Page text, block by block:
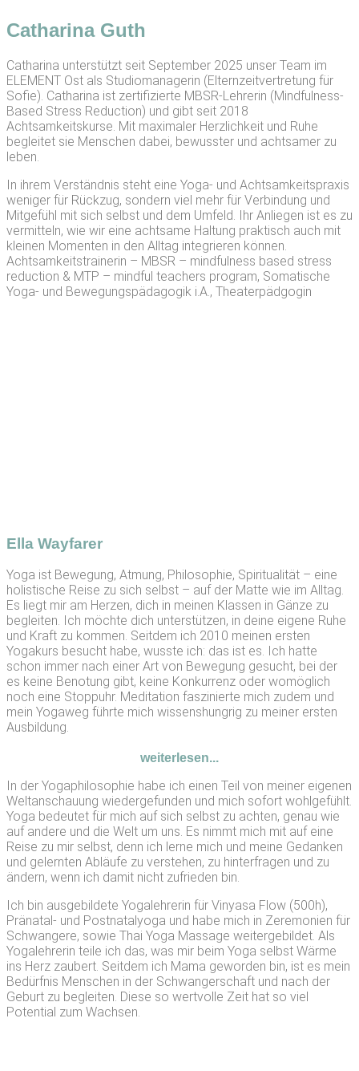
Catharina Guth
Catharina unterstützt seit September 2025 unser Team im
ELEMENT Ost als Studiomanagerin (Elternzeitvertretung für
Sofie). Catharina ist zertifizierte MBSR-Lehrerin (Mindfulness-
Based Stress Reduction) und gibt seit 2018
Achtsamkeitskurse. Mit maximaler Herzlichkeit und Ruhe
begleitet sie Menschen dabei, bewusster und achtsamer zu
leben.
In ihrem Verständnis steht eine Yoga- und Achtsamkeitspraxis
weniger für Rückzug, sondern viel mehr für Verbindung und
Mitgefühl mit sich selbst und dem Umfeld. Ihr Anliegen ist es zu
vermitteln, wie wir eine achtsame Haltung praktisch auch mit
kleinen Momenten in den Alltag integrieren können.
Achtsamkeitstrainerin – MBSR – mindfulness based stress
reduction & MTP – mindful teachers program, Somatische
Yoga- und Bewegungspädagogik i.A., Theaterpädgogin
Ella Wayfarer
Yoga ist Bewegung, Atmung, Philosophie, Spiritualität – eine
holistische Reise zu sich selbst – auf der Matte wie im Alltag.
Es liegt mir am Herzen, dich in meinen Klassen in Gänze zu
begleiten. Ich möchte dich unterstützen, in deine eigene Ruhe
und Kraft zu kommen. Seitdem ich 2010 meinen ersten
Yogakurs besucht habe, wusste ich: das ist es. Ich hatte
schon immer nach einer Art von Bewegung gesucht, bei der
es keine Benotung gibt, keine Konkurrenz oder womöglich
noch eine Stoppuhr. Meditation faszinierte mich zudem und
mein Yogaweg führte mich wissenshungrig zu meiner ersten
Ausbildung.
weiterlesen...
In der Yogaphilosophie habe ich einen Teil von meiner eigenen
Weltanschauung wiedergefunden und mich sofort wohlgefühlt.
Yoga bedeutet für mich auf sich selbst zu achten, genau wie
auf andere und die Welt um uns. Es nimmt mich mit auf eine
Reise zu mir selbst, denn ich lerne mich und meine Gedanken
und gelernten Abläufe zu verstehen, zu hinterfragen und zu
ändern, wenn ich damit nicht zufrieden bin.
Ich bin ausgebildete Yogalehrerin für Vinyasa Flow (500h),
Pränatal- und Postnatalyoga und habe mich in Zeremonien für
Schwangere, sowie Thai Yoga Massage weitergebildet. Als
Yogalehrerin teile ich das, was mir beim Yoga selbst Wärme
ins Herz zaubert. Seitdem ich Mama geworden bin, ist es mein
Bedürfnis Menschen in der Schwangerschaft und nach der
Geburt zu begleiten. Diese so wertvolle Zeit hat so viel
Potential zum Wachsen.